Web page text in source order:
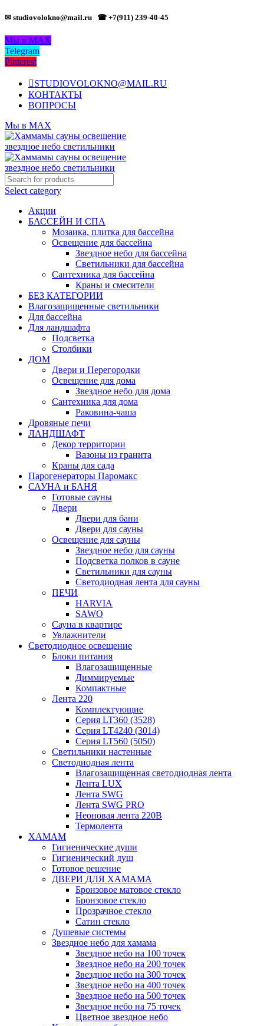
✉ studiovolokno@mail.ru ☎ +7(911) 239-40-45
Мы в MAX
Telegram
Pinterest
STUDIOVOLOKNO@MAIL.RU
КОНТАКТЫ
ВОПРОСЫ
Мы в MAX
Select category
Акции
БАССЕЙН И СПА
Мозаика, плитка для бассейна
Освещение для бассейна
Звездное небо для бассейна
Светильники для бассейна
Сантехника для бассейна
Краны и смесители
БЕЗ КАТЕГОРИИ
Влагозащищенные светильники
Для бассейна
Для ландшафта
Подсветка
Столбики
ДОМ
Двери и Перегородки
Освещение для дома
Звездное небо для дома
Сантехника для дома
Раковина-чаша
Дровяные печи
ЛАНДШАФТ
Декор территории
Вазоны из гранита
Краны для сада
Парогенераторы Паромакс
САУНА и БАНЯ
Готовые сауны
Двери
Двери для бани
Двери для сауны
Освещение для сауны
Звездное небо для сауны
Подсветка полков в сауне
Светильники для сауны
Светодиодная лента для сауны
ПЕЧИ
HARVIA
SAWO
Сауна в квартире
Увлажнители
Светодиодное освещение
Блоки питания
Влагозащищенные
Диммируемые
Компактные
Лента 220
Комплектующие
Серия LT360 (3528)
Серия LT4240 (3014)
Серия LT560 (5050)
Светильники настенные
Светодиодная лента
Влагозащищенная светодиодная лента
Лента LUX
Лента SWG
Лента SWG PRO
Неоновая лента 220В
Термолента
ХАМАМ
Гигиенические души
Гигиенический душ
Готовое решение
ДВЕРИ ДЛЯ ХАМАМА
Бронзовое матовое стекло
Бронзовое стекло
Прозрачное стекло
Сатин стекло
Душевые системы
Звездное небо для хамама
Звездное небо на 100 точек
Звездное небо на 200 точек
Звездное небо на 300 точек
Звездное небо на 400 точек
Звездное небо на 500 точек
Звездное небо на 75 точек
Цветное звездное небо